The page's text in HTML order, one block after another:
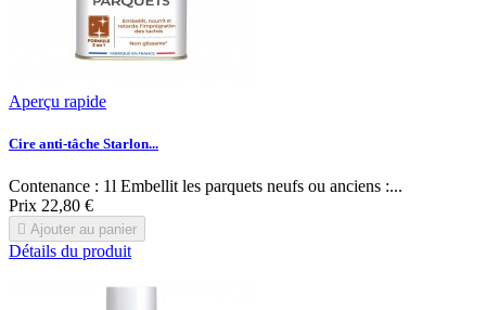
Aperçu rapide
Cire anti-tâche Starlon...
Contenance : 1l Embellit les parquets neufs ou anciens :...
Prix 22,80 €
 Ajouter au panier
Détails du produit